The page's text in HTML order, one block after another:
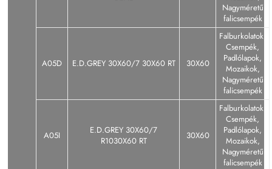
Nagyméretű
falicsempék
A05D E.D.GREY 30X60/7 30X60 RT 30X60
Falburkolatok,
Csempék,
Padlólapok,
Mozaikok,
Nagyméretű
falicsempék
A05I
E.D.GREY 30X60/7
R1030X60 RT
30X60
Falburkolatok,
Csempék,
Padlólapok,
Mozaikok,
Nagyméretű
falicsempék